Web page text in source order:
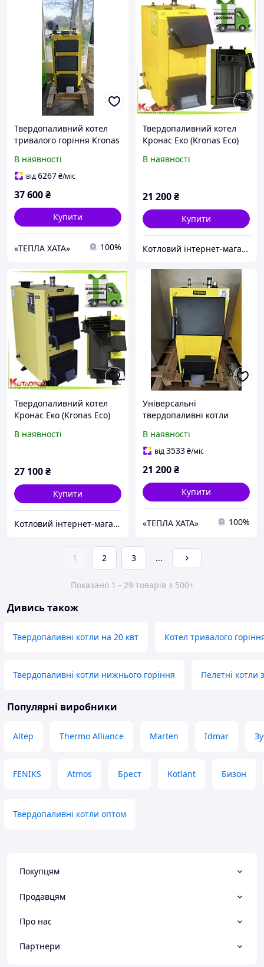
Твердопаливний котел
тривалого горіння Kronas
В наявності
від6267₴/міс
37 600₴
Купити
«ТЕПЛА ХАТА» 100%
Твердопаливний котел
Кронас Еко (Kronas Eco)
В наявності
21 200₴
Купити
Котловий інтернет-магазин теплотехніки
Твердопаливний котел
Кронас Еко (Kronas Eco)
В наявності
27 100₴
Купити
Котловий інтернет-магазин теплотехніки
Універсальні
твердопаливні котли
12 кВт
В наявності
від3533₴/міс
21 200₴
Купити
«ТЕПЛА ХАТА» 100%
1 2 3 ...
Показано 1 - 29 товарів з 500+
Дивись також
Твердопаливні котли на 20 квт Котел тривалого
Твердопаливні котли нижнього горіння Пелетні котли
Популярні виробники
Altep Thermo Alliance Marten Idmar
FENIKS Atmos Брест Kotlant Бизон
Твердопаливні котли оптом
Покупцям
Продавцям
Про нас
Партнери